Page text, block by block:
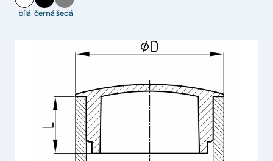
bílá černášedá